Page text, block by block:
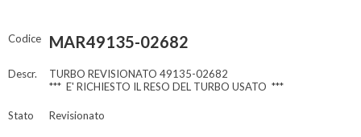
Codice MAR49135-02682
Descr.
TURBO REVISIONATO 49135-02682
*** E' RICHIESTO IL RESO DEL TURBO USATO ***
Stato Revisionato